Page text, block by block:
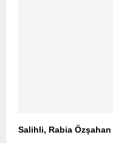
Salihli, Rabia